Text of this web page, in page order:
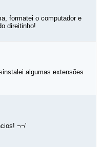
formatei o computador e
direitinho!
algumas extensões
¬¬'